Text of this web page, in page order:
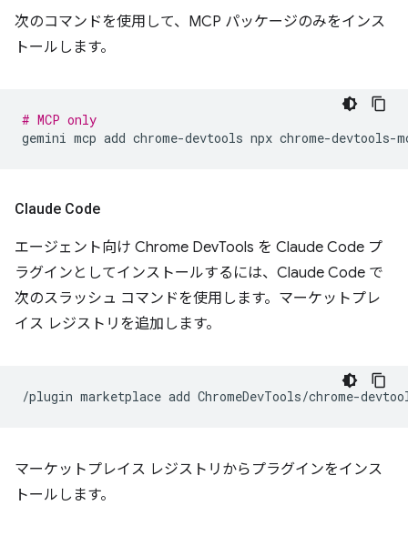
次のコマンドを使用して、MCP パッケージのみをインス
トールします。
# MCP only
gemini mcp add chrome-devtools npx
Claude Code
エージェント向け Chrome DevTools を Claude Code プ
ラグインとしてインストールするには、Claude Code で
次のスラッシュ コマンドを使用します。マーケットプレ
イス レジストリを追加します。
/plugin marketplace add
マーケットプレイス レジストリからプラグインをインス
トールします。